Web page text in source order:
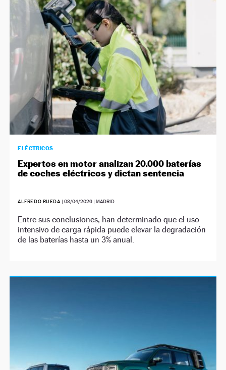
ELÉCTRICOS
Expertos en motor analizan 20.000 baterías
de coches eléctricos y dictan sentencia
ALFREDO RUEDA |08/04/2026 | MADRID
Entre sus conclusiones, han determinado que el uso
intensivo de carga rápida puede elevar la degradación
de las baterías hasta un 3% anual.